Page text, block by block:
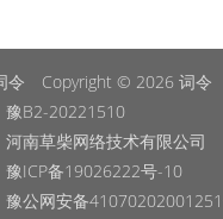
令 Copyright © 2026 词令
豫B2-20221510
河南草柴网络技术有限公司
豫ICP备19026222号-10
豫公网安备